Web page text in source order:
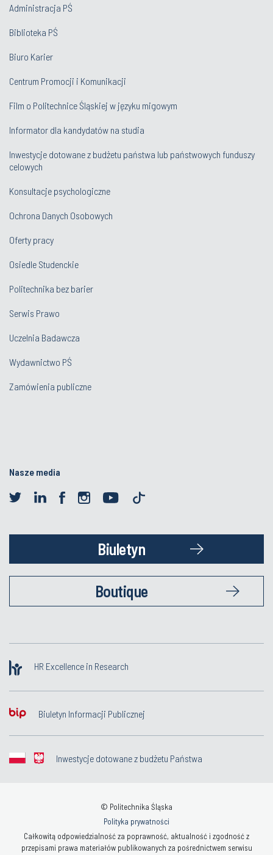
Administracja PŚ
Biblioteka PŚ
Biuro Karier
Centrum Promocji i Komunikacji
Film o Politechnice Śląskiej w języku migowym
Informator dla kandydatów na studia
Inwestycje dotowane z budżetu państwa lub państwowych funduszy
celowych
Konsultacje psychologiczne
Ochrona Danych Osobowych
Oferty pracy
Osiedle Studenckie
Politechnika bez barier
Serwis Prawo
Uczelnia Badawcza
Wydawnictwo PŚ
Zamówienia publiczne
Nasze media
Biuletyn
Boutique
HR Excellence in Research
Biuletyn Informacji Publicznej
Inwestycje dotowane z budżetu Państwa
© Politechnika Śląska
Polityka prywatności
Całkowitą odpowiedzialność za poprawność, aktualność i zgodność z
przepisami prawa materiałów publikowanych za pośrednictwem serwisu